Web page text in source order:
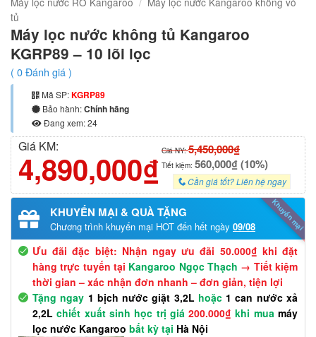
tủ
Máy lọc nước không tủ Kangaroo
KGRP89 – 10 lõi lọc
( 0Đánh giá )
Mã SP:KGRP89
Bảo hành:Chính hãng
Đang xem: 24
Giá KM:
4,890,000₫ Giá NY:5,450,000₫
Tiết kiệm: 560,000₫ (10%)
Cần giá tốt? Liên hệ ngay
Khuyến mại
KHUYẾN MẠI & QUÀ TẶNG
Chương trình khuyến mại HOT đến hết ngày 09/08
Ưu đãi đặc biệt: Nhận ngay ưu đãi 50.000₫ khi đặt
hàng trực tuyến tại Kangaroo Ngọc Thạch → Tiết kiệm
thời gian – xác nhận đơn nhanh – đơn giản, tiện lợi
Tặng ngay 1 bịch nước giặt 3,2Lhoặc 1 can nước xả
2,2L chiết xuất sinh học trị giá200.000₫ khi muamáy
lọc nước Kangaroo bất kỳ tại Hà Nội